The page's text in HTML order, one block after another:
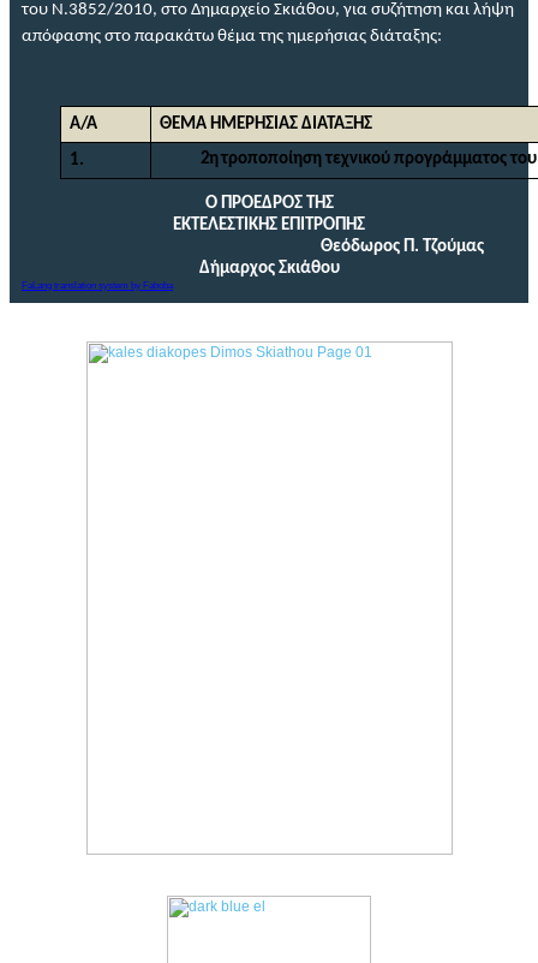
του Ν.3852/2010, στο Δημαρχείο Σκιάθου, για συζήτηση και λήψη
απόφασης στο παρακάτω θέματης ημερήσιας διάταξης:
Α/Α
ΘΕΜΑ ΗΜΕΡΗΣΙΑΣ ΔΙΑΤΑΞΗΣ
1.
2ητροποποίηση τεχνικού προγράμματος
Ο ΠΡΟΕΔΡΟΣ ΤΗΣ
ΕΚΤΕΛΕΣΤΙΚΗΣ ΕΠΙΤΡΟΠΗΣ
Θεόδωρος Π. Τζούμας
Δήμαρχος Σκιάθου
FaLang translation system by Faboba